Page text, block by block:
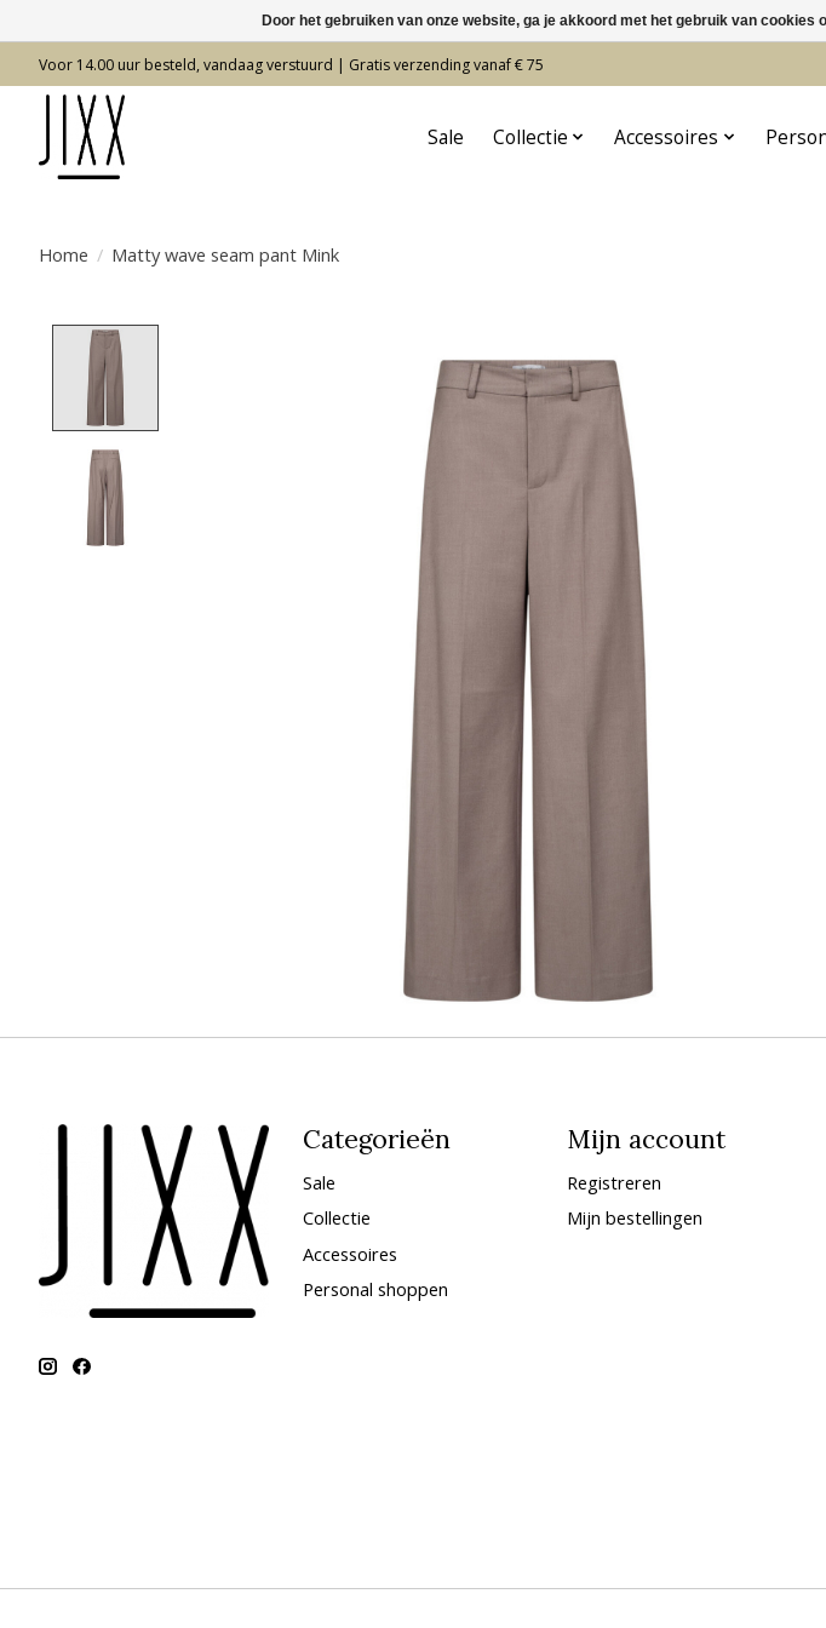
Voor 14.00 uur besteld, vandaag verstuurd | Gratis verzending vanaf € 75
Sale Collectie Accessoires
Home / Matty wave seam pant Mink
Categorieën
Sale
Collectie
Accessoires
Personal shoppen
Mijn account
Registreren
Mijn bestellingen
Door het gebruiken van onze website, ga je akkoord met het gebruik van cookies